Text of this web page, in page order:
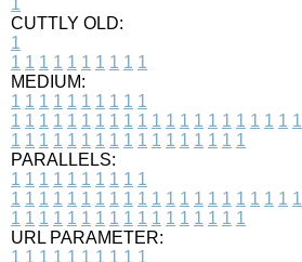
CUTTLY OLD:
1
1 1 1 1 1 1 1 1 1 1
MEDIUM:
1 1 1 1 1 1 1 1 1 1
1 1 1 1 1 1 1 1 1 1 1 1 1 1 1 1 1 1 1 1 1
1 1 1 1 1 1 1 1 1 1 1 1 1 1 1 1 1
PARALLELS:
1 1 1 1 1 1 1 1 1 1
1 1 1 1 1 1 1 1 1 1 1 1 1 1 1 1 1 1 1 1 1
1 1 1 1 1 1 1 1 1 1 1 1 1 1 1 1 1
URL PARAMETER:
1 1 1 1 1 1 1 1 1 1